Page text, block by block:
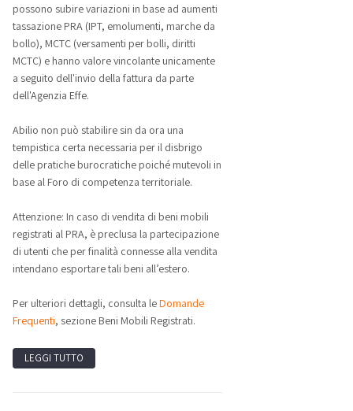
possono subire variazioni in base ad aumenti
tassazione PRA (IPT, emolumenti, marche da
bollo), MCTC (versamenti per bolli, diritti
MCTC) e hanno valore vincolante unicamente
a seguito dell'invio della fattura da parte
dell'Agenzia Effe.
Abilio non può stabilire sin da ora una
tempistica certa necessaria per il disbrigo
delle pratiche burocratiche poiché mutevoli in
base al Foro di competenza territoriale.
Attenzione: In caso di vendita di beni mobili
registrati al PRA, è preclusa la partecipazione
di utenti che per finalità connesse alla vendita
intendano esportare tali beni all’estero.
Per ulteriori dettagli, consulta leDomande
Frequenti, sezione Beni Mobili Registrati.
LEGGI TUTTO